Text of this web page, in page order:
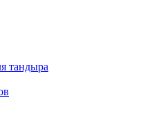
тандыра